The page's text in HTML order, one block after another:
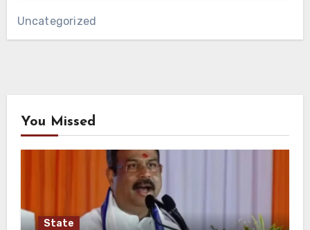
Uncategorized
You Missed
State